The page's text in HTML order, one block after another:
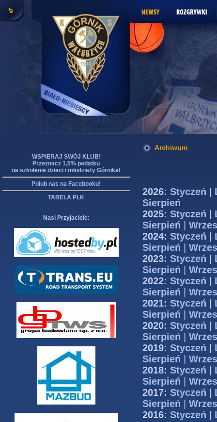
WSPIERAJ SWÓJ KLUB!
Przeznacz 1,5% podatku
na szkolenie dzieci i młodzieży Górnika!
Polub nas na Facebooku!
TABELA PLK
Nasi Przyjaciele:
Archiwum
2026: Styczeń
Sierpień
2025: Styczeń
Sierpień
2024: Styczeń
Sierpień
2023: Styczeń
Sierpień
2022: Styczeń
Sierpień
2021: Styczeń
Sierpień
2020: Styczeń
Sierpień
2019: Styczeń
Sierpień
2018: Styczeń
Sierpień
2017: Styczeń
Sierpień
2016: Styczeń